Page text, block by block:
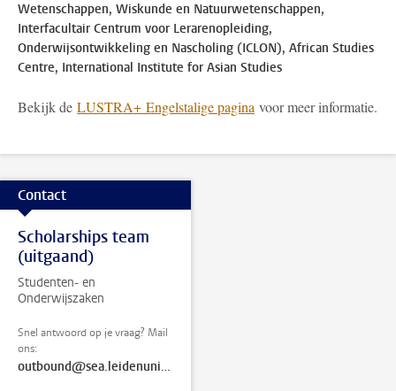
Wetenschappen, Wiskunde en Natuurwetenschappen,
Interfacultair Centrum voor Lerarenopleiding,
Onderwijsontwikkeling en Nascholing (ICLON), African Studies
Centre, International Institute for Asian Studies
Bekijk de LUSTRA+ Engelstalige pagina voor meer informatie.
Contact
Scholarships team
(uitgaand)
Studenten- en
Onderwijszaken
Snel antwoord op je vraag? Mail
ons:
outbound@sea.leidenuniv.nl